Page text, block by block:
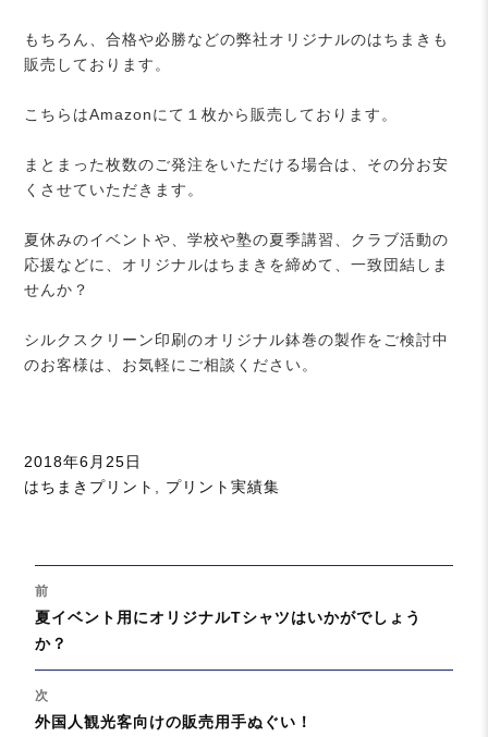
もちろん、合格や必勝などの弊社オリジナルのはちまきも
販売しております。
こちらはAmazonにて１枚から販売しております。
まとまった枚数のご発注をいただける場合は、その分お安
くさせていただきます。
夏休みのイベントや、学校や塾の夏季講習、クラブ活動の
応援などに、オリジナルはちまきを締めて、一致団結しま
せんか？
シルクスクリーン印刷のオリジナル鉢巻の製作をご検討中
のお客様は、お気軽にご相談ください。
投
稿
2018年6月25日
カ
リ
ー
はちまきプリント , プリント実績集
稿
ナ
ビ
ゲ
ー
シ
前
過
去
の
投
稿:
夏イベント用にオリジナルTシャツはいかがでしょう
か？
次
次
外国人観光客向けの販売用手ぬぐい！